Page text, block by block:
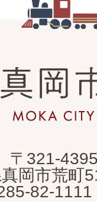
真
岡
市
CITY
〒321-
岡市荒町
82-1111